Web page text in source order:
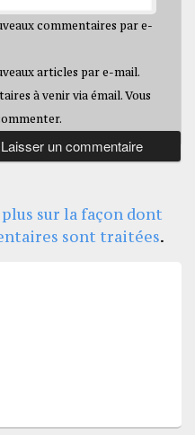
commentaires par e-
articles par e-mail.
à venir via émail. Vous
sur la façon dont
sont traitées.